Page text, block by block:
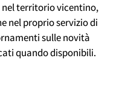
nel territorio vicentino,
nel proprio servizio di
sulle novità
quando disponibili.